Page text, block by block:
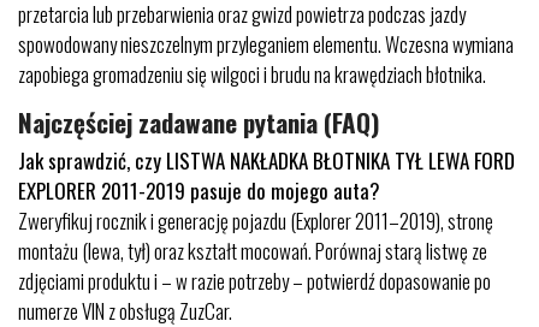
przetarcia lub przebarwienia oraz gwizd powietrza podczas jazdy
spowodowany nieszczelnym przyleganiem elementu. Wczesna wymiana
zapobiega gromadzeniu się wilgoci i brudu na krawędziach błotnika.
Najczęściej zadawane pytania (FAQ)
Jak sprawdzić, czy LISTWA NAKŁADKA BŁOTNIKA TYŁ LEWA FORD
EXPLORER 2011-2019 pasuje do mojego auta?
Zweryfikuj rocznik i generację pojazdu (Explorer 2011–2019), stronę
montażu (lewa, tył) oraz kształt mocowań. Porównaj starą listwę ze
zdjęciami produktu i – w razie potrzeby – potwierdź dopasowanie po
numerze VIN z obsługą ZuzCar.